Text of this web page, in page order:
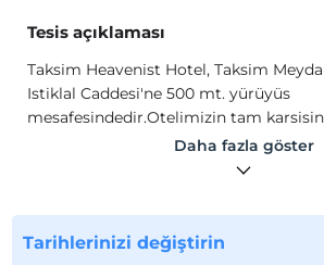
Tesis açıklaması
Taksim Heavenist Hotel, Taksim
Istiklal Caddesi'ne 500 mt. yürüyüs
mesafesindedir.Otelimizin tam
konsoloslugu yer almaktadir.Otelimiz
sinifinda yer almaktadir. Istanbul
Istiklal Caddesi'ne 500 mt. yürüyüs
Daha fazla göster
Tarihlerinizi değiştirin